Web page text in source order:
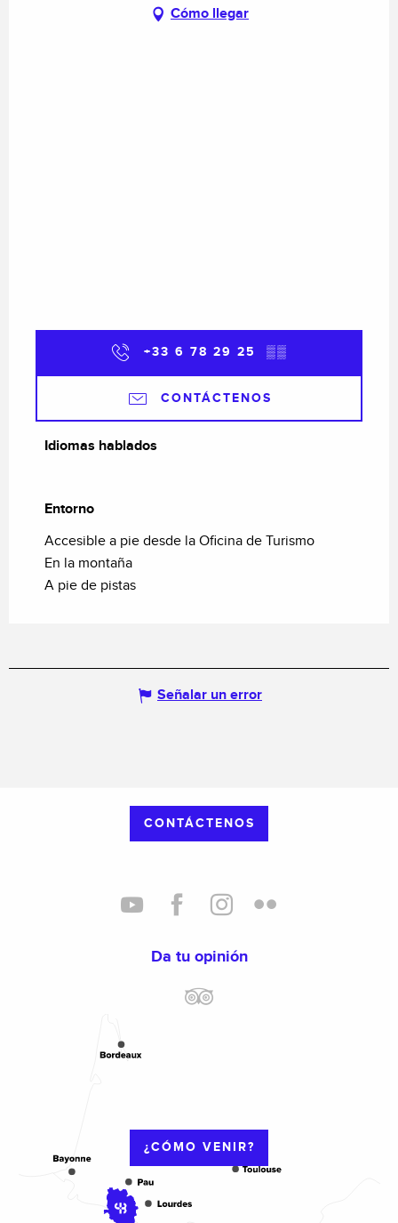
Cómo llegar
+33 6 78 29 25 ▒▒
CONTÁCTENOS
Idiomas hablados
Idiomas hablados
Entorno
Entorno
Accesible a pie desde la Oficina de Turismo
En la montaña
A pie de pistas
Señalar un error
CONTÁCTENOS
Da tu opinión
¿CÓMO VENIR?